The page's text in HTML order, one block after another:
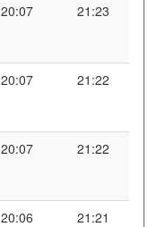
20:07 21:23
20:07 21:22
20:07 21:22
20:06 21:21